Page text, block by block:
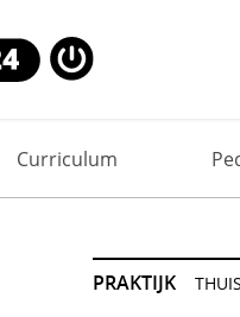
Curriculum
PRAKTIJK